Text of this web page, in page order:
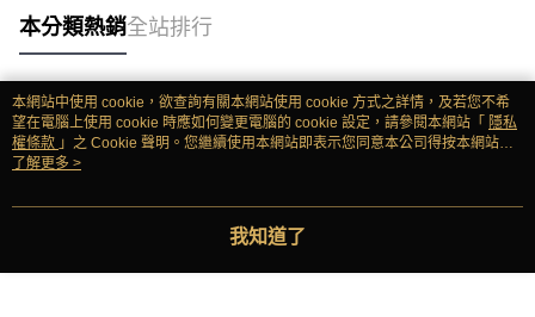
本分類熱銷全站排行
熱門標籤
本網站中使用 cookie，欲查詢有關本網站使用 cookie 方式之詳情，及若您不希
望在電腦上使用 cookie 時應如何變更電腦的 cookie 設定，請參閱本網站「 隱私
權條款 」之 Cookie 聲明。您繼續使用本網站即表示您同意本公司得按本網站使
用條款之 Cookie 聲明使用 cookie。
了解更多 >
我知道了